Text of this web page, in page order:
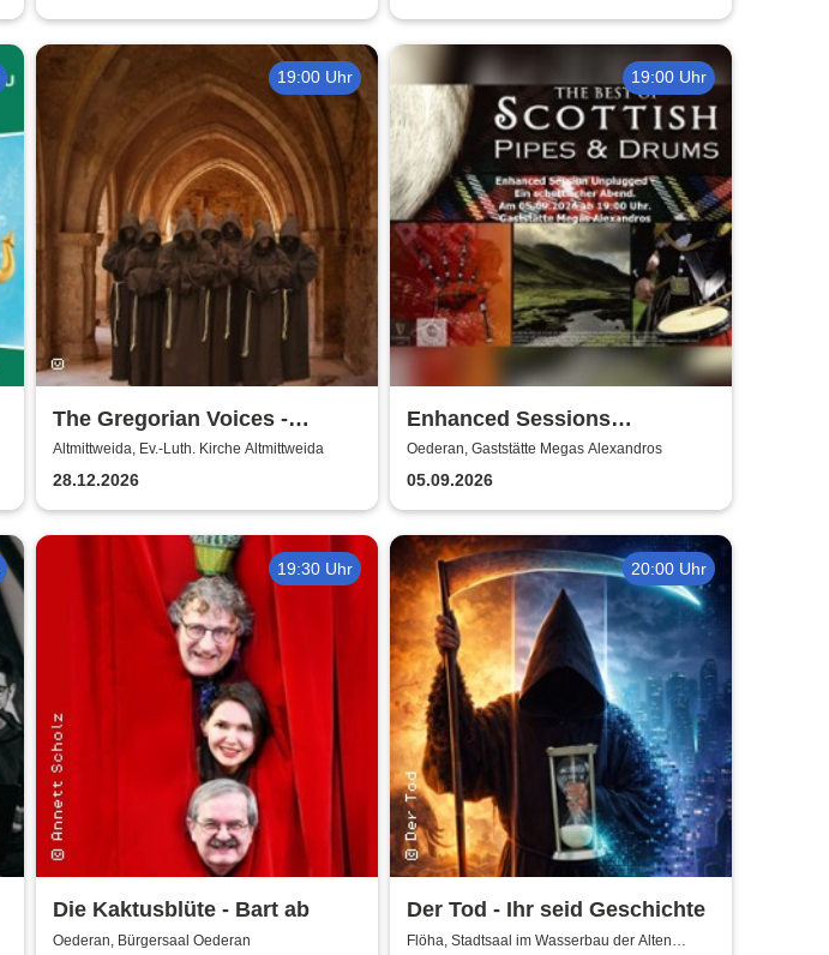
19:00 Uhr
The Gregorian Voices -
Gregorianik zur
Weihnachtszeit
Altmittweida, Ev.-Luth. Kirche Altmittweida
28.12.2026
19:00 Uhr
Enhanced Sessions
Unplugged
Oederan, Gaststätte Megas Alexandros
05.09.2026
19:30 Uhr
Die Kaktusblüte - Bart ab
Oederan, Bürgersaal Oederan
20:00 Uhr
Der Tod - Ihr seid Geschichte
Flöha, Stadtsaal im Wasserbau der Alten